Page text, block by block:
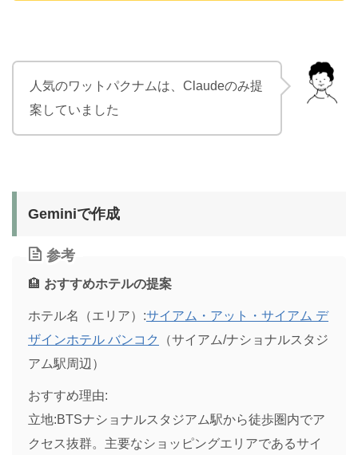
人気のワットパクナムは、Claudeのみ提
案していました
Geminiで作成
参考
🏨 おすすめホテルの提案
ホテル名（エリア）:サイアム・アット・サイアム デ
ザインホテル バンコク
（サイアム/ナショナルスタジ
アム駅周辺）
おすすめ理由:
立地:BTSナショナルスタジアム駅から徒歩圏内でア
クセス抜群。主要なショッピングエリアであるサイ